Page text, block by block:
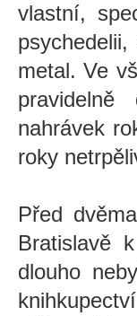
vlastní,
metal. Ve
nahrávek
roky
Před
Bratislavě
dlouho